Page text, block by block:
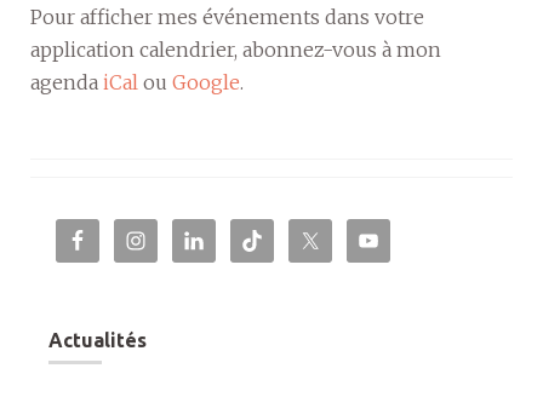
Pour afficher mes événements dans votre
application calendrier, abonnez-vous à mon
agenda iCal ou Google.
Actualités